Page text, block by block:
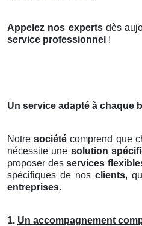
Appelez nos expertsdès
service professionnel !
Un service adapté à chaque
Notresociété comprend que
nécessite une solution
proposer desservices
spécifiques de nos clients,
entreprises.
1. Un accompagnement